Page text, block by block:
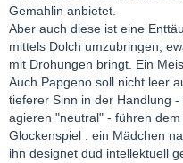
Gemahlin anbietet.
Aber auch diese ist eine
mittels Dolch umzubringen,
mit Drohungen bringt. Ein
Auch Papgeno soll nicht leer
tieferer Sinn in der Handlung
agieren "neutral" - führen
Glockenspiel . ein Mädchen
ihn designet dud intellektuell